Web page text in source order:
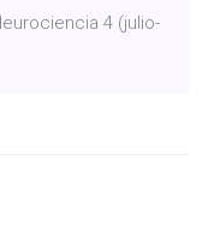
4 (julio-